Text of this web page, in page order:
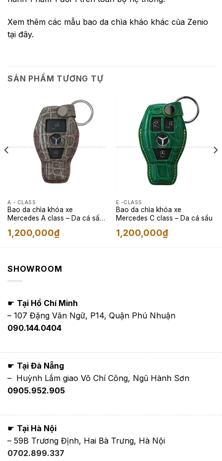
Xem thêm các mẫu bao da chìa kháo khác của Zenio
tại đây.
SẢN PHẨM TƯƠNG TỰ
A - CLASS
Bao da chìa khóa xe
Mercedes A class – Da cá sấu
1,200,000₫
E -CLASS
Bao da chìa khóa xe
Mercedes C class – Da cá sấu
1,200,000₫
SHOWROOM
☛ Tại Hồ Chí Minh
– 107 Đặng Văn Ngữ, P14, Quận Phú Nhuận
090.144.0404
☛ Tại Đà Nẵng
– Huỳnh Lắm giao Võ Chí Công, Ngũ Hành Sơn
0905.952.905
☛ Tại Hà Nội
– 59B Trương Định, Hai Bà Trưng, Hà Nội
0702.899.337